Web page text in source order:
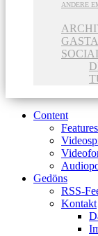
ANDERE
Content
Features
Gedöns
RSS-
Kontakt